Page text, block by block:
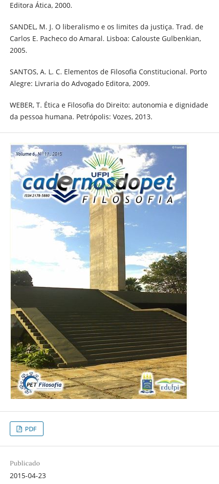
Editora Ática, 2000.
SANDEL, M. J. O liberalismo e os limites da justiça. Trad. de
Carlos E. Pacheco do Amaral. Lisboa: Calouste Gulbenkian,
2005.
SANTOS, A. L. C. Elementos de Filosofia Constitucional. Porto
Alegre: Livraria do Advogado Editora, 2009.
WEBER, T. Ética e Filosofia do Direito: autonomia e dignidade
da pessoa humana. Petrópolis: Vozes, 2013.
PDF
Publicado
2015-04-23